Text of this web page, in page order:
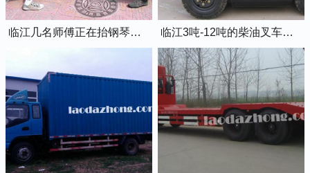
临江几名师傅正在抬钢琴上楼 临江3吨-12吨的柴油叉车出租